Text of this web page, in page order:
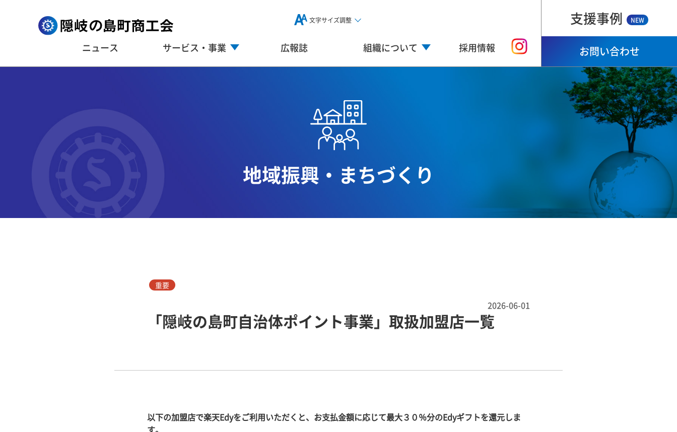
文字サイズ調整 支援事例 NEW
お問い合わせ
ニュース サービス・事業 広報誌 組織について 採用情報
地域振興・まちづくり
重要
2026-06-01
「隠岐の島町自治体ポイント事業」取扱加盟店一覧
以下の加盟店で楽天Edyをご利用いただくと、 お支払金額に応じて最大３０％分のEdyギフトを還元しま
す。